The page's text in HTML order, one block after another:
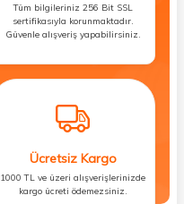
Tüm bilgileriniz 256 Bit SSL
sertifikasıyla korunmaktadır.
Güvenle alışveriş yapabilirsiniz.
Ücretsiz Kargo
1000 TL ve üzeri alışverişlerinizde
kargo ücreti ödemezsiniz.